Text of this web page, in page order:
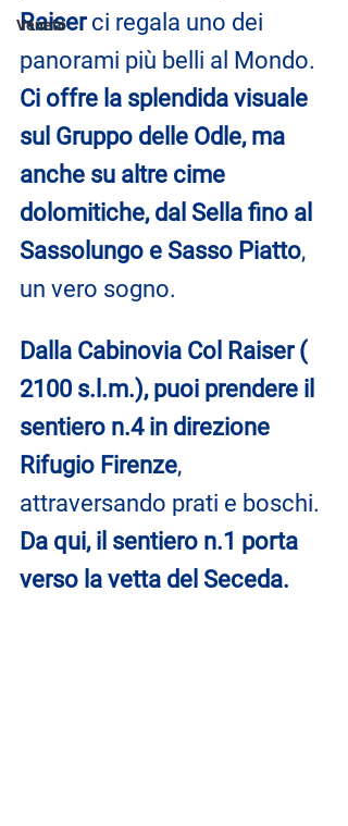
Veneto
Raiser ci regala uno dei
panorami più belli al Mondo.
Ci offre la splendida visuale
sul Gruppo delle Odle, ma
anche su altre cime
dolomitiche, dal Sella fino al
Sassolungo e Sasso Piatto,
un vero sogno.
Dalla Cabinovia Col Raiser (
2100 s.l.m.), puoi prendere il
sentiero n.4 in direzione
Rifugio Firenze,
attraversando prati e boschi.
Da qui, il sentiero n.1 porta
verso la vetta del Seceda.